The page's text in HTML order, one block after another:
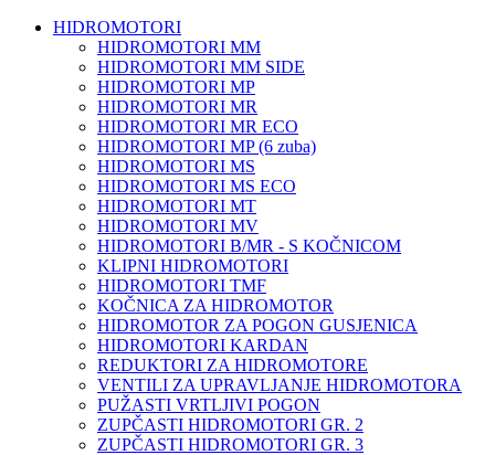
HIDROMOTORI
HIDROMOTORI MM
HIDROMOTORI MM SIDE
HIDROMOTORI MP
HIDROMOTORI MR
HIDROMOTORI MR ECO
HIDROMOTORI MP (6 zuba)
HIDROMOTORI MS
HIDROMOTORI MS ECO
HIDROMOTORI MT
HIDROMOTORI MV
HIDROMOTORI B/MR - S KOČNICOM
KLIPNI HIDROMOTORI
HIDROMOTORI TMF
KOČNICA ZA HIDROMOTOR
HIDROMOTOR ZA POGON GUSJENICA
HIDROMOTORI KARDAN
REDUKTORI ZA HIDROMOTORE
VENTILI ZA UPRAVLJANJE HIDROMOTORA
PUŽASTI VRTLJIVI POGON
ZUPČASTI HIDROMOTORI GR. 2
ZUPČASTI HIDROMOTORI GR. 3